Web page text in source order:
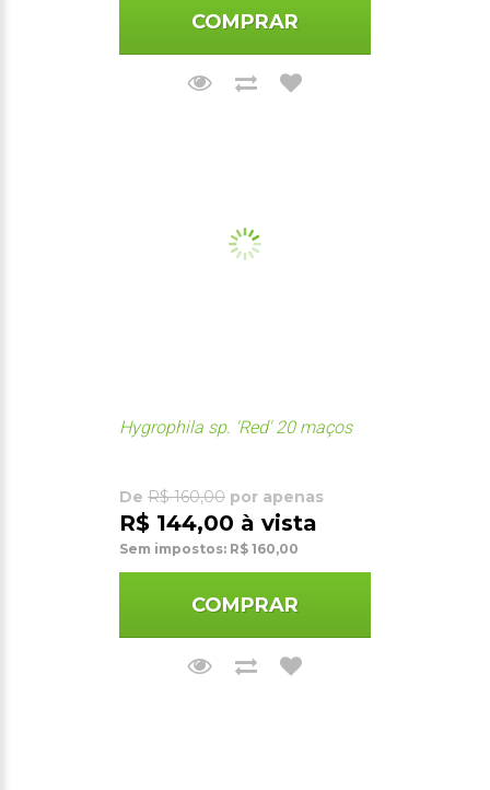
COMPRAR
Hygrophila sp. 'Red' 20 maços
De R$ 160,00 por apenas
R$ 144,00 à vista
Sem impostos: R$ 160,00
COMPRAR